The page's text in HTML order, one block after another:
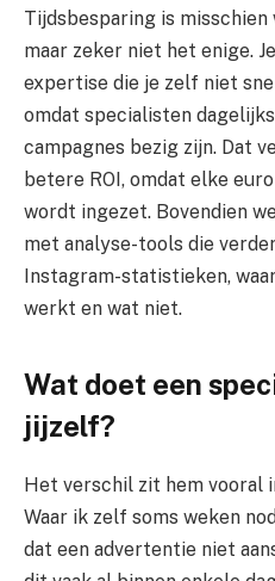
Tijdsbesparing is
maar zeker niet het enige.
expertise die je zelf niet
omdat specialisten
campagnes bezig zijn. Dat
betere ROI, omdat elke
wordt ingezet. Bovendien
met analyse-tools die
Instagram-statistieken,
werkt en wat niet.
Wat doet een
jijzelf?
Het verschil zit hem vooral
Waar ik zelf soms weken
dat een advertentie niet